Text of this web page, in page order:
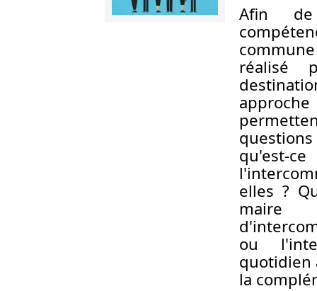
Afin de
réalisé
elles ?
maire
ou
quotidien
la